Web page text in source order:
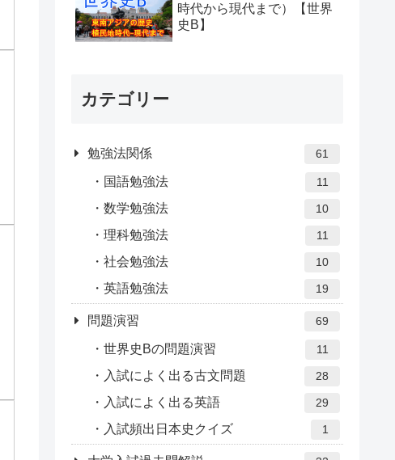
時代から現代まで）【世界
史B】
カテゴリー
勉強法関係 61
国語勉強法 11
数学勉強法 10
理科勉強法 11
社会勉強法 10
英語勉強法 19
問題演習 69
世界史Bの問題演習 11
入試によく出る古文問題 28
入試によく出る英語 29
入試頻出日本史クイズ 1